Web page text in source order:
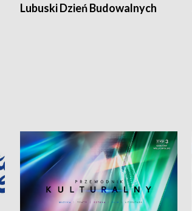
Lubuski Dzień Budowalnych